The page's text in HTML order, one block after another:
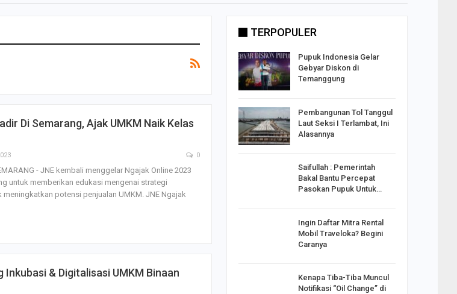
Di Semarang, Ajak UMKM Naik Kelas
0
- JNE kembali menggelar Ngajak Online 2023
untuk memberikan edukasi mengenai strategi
potensi penjualan UMKM. JNE Ngajak
Inkubasi & Digitalisasi UMKM Binaan
TERPOPULER
KAI Daop 4 Layani 51 Ribu
Wisman pada Semester I
Tempe Mendoan Pakai
Relawan “Aksi Sahabat
Gibran” Gelar Masak Sehat
di Semarang,…
Pupuk Indonesia Gelar
Gebyar Diskon di
Temanggung
Pembangunan Tol Tanggul
Laut Seksi I Terlambat, Ini
Alasannya
Saifullah : Pemerintah
Bakal Bantu Percepat
Pasokan Pupuk Untuk…
Ingin Daftar Mitra Rental
Mobil Traveloka? Begini
Caranya
Kenapa Tiba-Tiba Muncul
Notifikasi “Oil Change” di